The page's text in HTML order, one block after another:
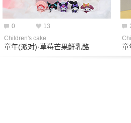
0
13
Children's cake
童年(派对)·草莓芒果鲜乳酪 童